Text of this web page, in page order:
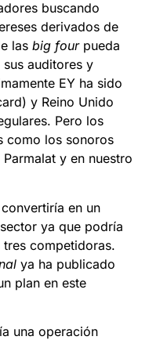
buscando
derivados de
las big fourpueda
auditores y
EY ha sido
y Reino Unido
Pero los
como los sonoros
y en nuestro
en un
ya que podría
competidoras.
ya ha publicado
plan en este
una operación